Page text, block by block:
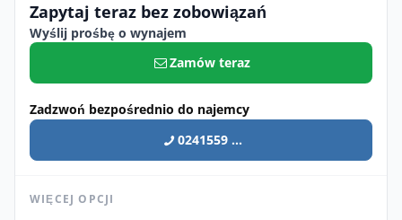
Zapytaj teraz bez zobowiązań
Wyślij prośbę o wynajem
Zamów teraz
Zadzwoń bezpośrednio do najemcy
0241559 ...
WIĘCEJ OPCJI